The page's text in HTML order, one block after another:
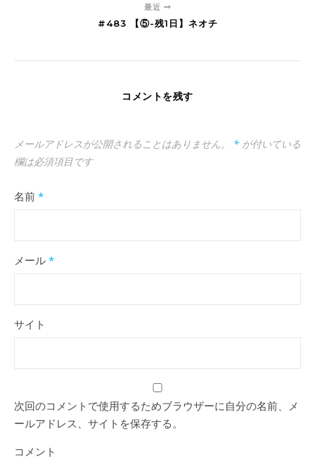
最近
#483 【⑤-残1日】ネオチ
コメントを残す
メールアドレスが公開されることはありません。 * が付いている
欄は必須項目です
名前 *
メール *
サイト
次回のコメントで使用するためブラウザーに自分の名前、メ
ールアドレス、サイトを保存する。
コメント